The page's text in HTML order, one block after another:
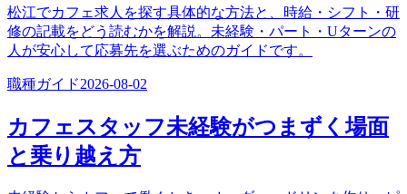
松江でカフェ求人を探す具体的な方法と、時給・シフト・研
修の記載をどう読むかを解説。未経験・パート・Uターンの
人が安心して応募先を選ぶためのガイドです。
職種ガイド2026-08-02
カフェスタッフ未経験がつまずく場面
と乗り越え方